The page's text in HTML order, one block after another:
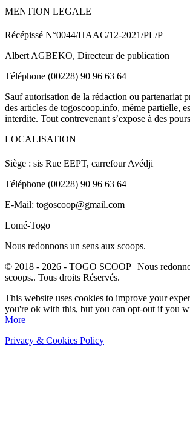
MENTION LEGALE
Récépissé N°0044/HAAC/12-2021/PL/P
Albert AGBEKO, Directeur de publication
Téléphone (00228) 90 96 63 64
Sauf autorisation de la rédaction ou partenariat
des articles de togoscoop.info, même partielle,
interdite. Tout contrevenant s’expose à des
LOCALISATION
Siège : sis Rue EEPT, carrefour Avédji
Téléphone (00228) 90 96 63 64
E-Mail: togoscoop@gmail.com
Lomé-Togo
Nous redonnons un sens aux scoops.
© 2018 - 2026 - TOGO SCOOP | Nous
scoops.. Tous droits Réservés.
This website uses cookies to improve your
you're ok with this, but you can opt-out if you
More
Privacy & Cookies Policy